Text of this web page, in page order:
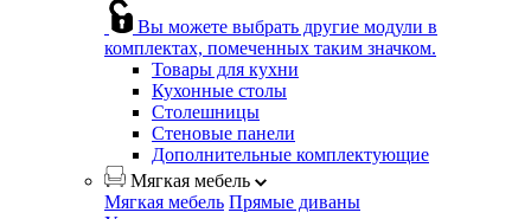
Вы можете выбрать другие модули в
комплектах, помеченных таким значком.
Товары для кухни
Кухонные столы
Столешницы
Стеновые панели
Дополнительные комплектующие
Мягкая мебель
Мягкая мебель Прямые диваны